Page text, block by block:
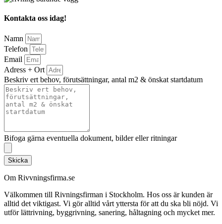
Kontakta oss idag!
Namn
Telefon
Email
Adress + Ort
Beskriv ert behov, förutsättningar, antal m2 & önskat startdatum
Bifoga gärna eventuella dokument, bilder eller ritningar
Skicka
Om Rivvningsfirma.se
Välkommen till Rivningsfirman i Stockholm. Hos oss är kunden är
alltid det viktigast. Vi gör alltid vårt yttersta för att du ska bli nöjd. Vi
utför lättrivning, byggrivning, sanering, håltagning och mycket mer.